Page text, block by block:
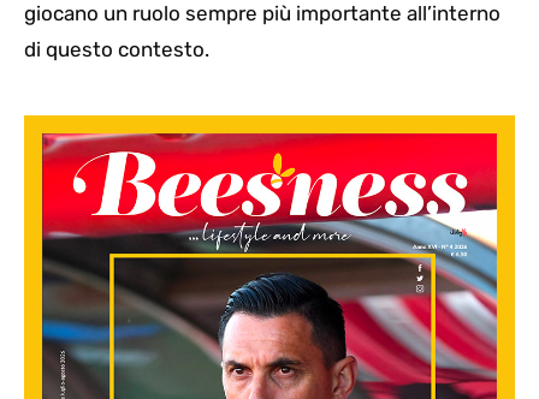
giocano un ruolo sempre più importante all’interno
di questo contesto.